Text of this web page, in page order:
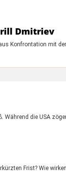
Dmitriev
Konfrontation mit
die USA
Frist? Wie